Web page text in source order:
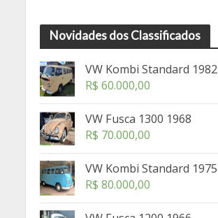
Novidades dos Classificados
VW Kombi Standard 1982
R$ 60.000,00
VW Fusca 1300 1968
R$ 70.000,00
VW Kombi Standard 1975
R$ 80.000,00